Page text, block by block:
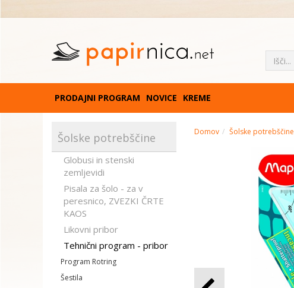
PRODAJNI PROGRAM NOVICE KREME
Šolske potrebščine
Globusi in stenski
zemljevidi
Pisala za šolo - za v
peresnico, ZVEZKI ČRTE
KAOS
Likovni pribor
Tehnični program - pribor
Program Rotring
Šestila
Domov Šolske potrebščine